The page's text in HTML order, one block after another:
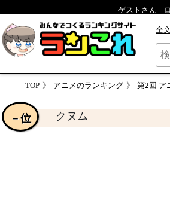
ゲストさん
全
TOP アニメのランキング 第2回 アニメ『とーとつにエ
クヌム
－位